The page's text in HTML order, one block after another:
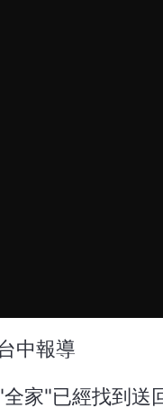
中報導
家"已經找到